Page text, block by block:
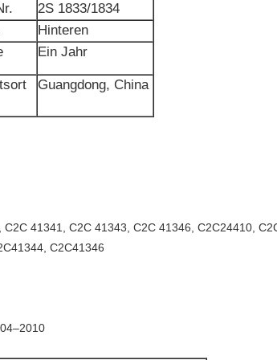
2S 1833/1834
Hinteren
Ein Jahr
Guangdong, China
41341, C2C 41343, C2C 41346, C2C24410,
C2C41346